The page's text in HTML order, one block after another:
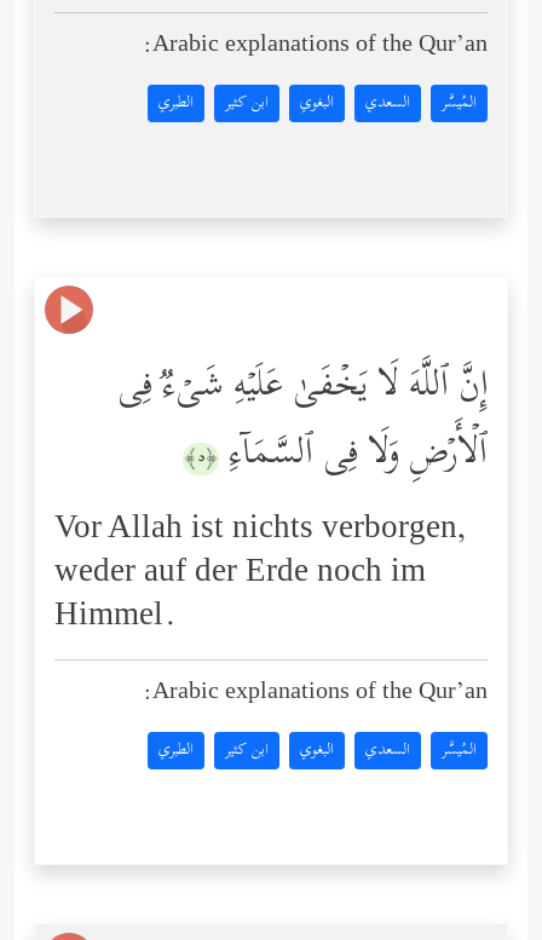
Arabic explanations of the Qur’an:
المُيسَّر السعدي البغوي ابن كثير الطبري
إِنَّ ٱللَّهَ لَا یَخۡفَىٰ عَلَیۡهِ شَیۡءࣱ فِی
ٱلۡأَرۡضِ وَلَا فِی ٱلسَّمَاۤءِ ﴿٥﴾
Vor Allah ist nichts verborgen,
weder auf der Erde noch im
Himmel.
Arabic explanations of the Qur’an:
المُيسَّر السعدي البغوي ابن كثير الطبري